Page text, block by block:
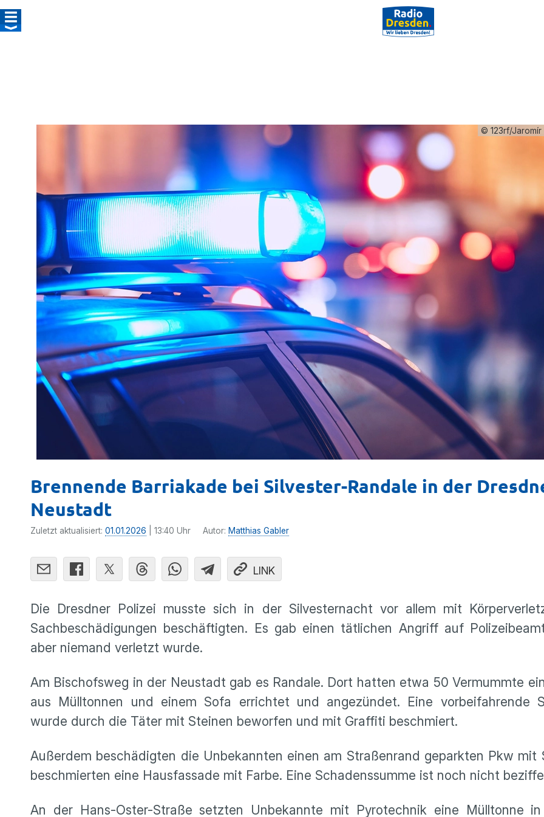
© 123rf/Jaromír
Brennende Barriakade bei Silvester-Randale in der
Neustadt
Zuletzt aktualisiert: 01.01.2026 | 13:40 Uhr Autor: Matthias Gabler
LINK
Die Dresdner Polizei musste sich in der Silvesternacht vor allem mit
Sachbeschädigungen beschäftigten. Es gab einen tätlichen Angriff auf
aber niemand verletzt wurde.
Am Bischofsweg in der Neustadt gab es Randale. Dort hatten etwa 50 Vermummte
aus Mülltonnen und einem Sofa errichtet und angezündet. Eine vorbeifahrende
wurde durch die Täter mit Steinen beworfen und mit Graffiti beschmiert.
Außerdem beschädigten die Unbekannten einen am Straßenrand geparkten Pkw mit
beschmierten eine Hausfassade mit Farbe. Eine Schadenssumme ist noch nicht
An der Hans-Oster-Straße setzten Unbekannte mit Pyrotechnik eine Mülltonne